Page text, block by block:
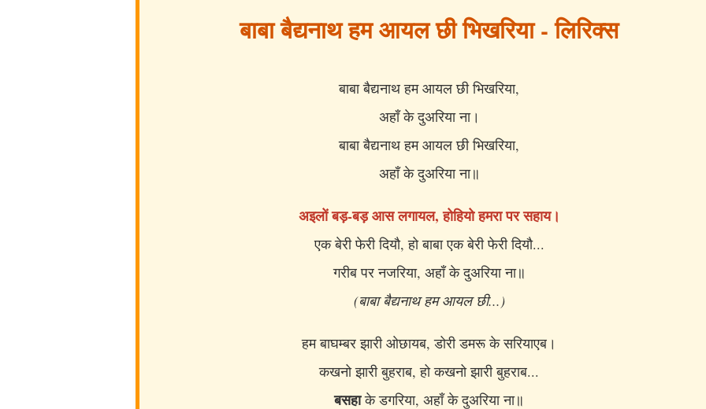
बाबा बैद्यनाथ हम आयल छी भिखरिया - लिरिक्स
बाबा बैद्यनाथ हम आयल छी भिखरिया,
अहाँ के दुअरिया ना।
बाबा बैद्यनाथ हम आयल छी भिखरिया,
अहाँ के दुअरिया ना॥
अइलों बड़-बड़ आस लगायल, होहियो हमरा पर सहाय।
एक बेरी फेरी दियौ, हो बाबा एक बेरी फेरी दियौ...
गरीब पर नजरिया, अहाँ के दुअरिया ना॥
(बाबा बैद्यनाथ हम आयल छी...)
हम बाघम्बर झारी ओछायब, डोरी डमरू के सरियाएब।
कखनो झारी बुहराब, हो कखनो झारी बुहराब...
बसहाके डगरिया, अहाँ के दुअरिया ना॥